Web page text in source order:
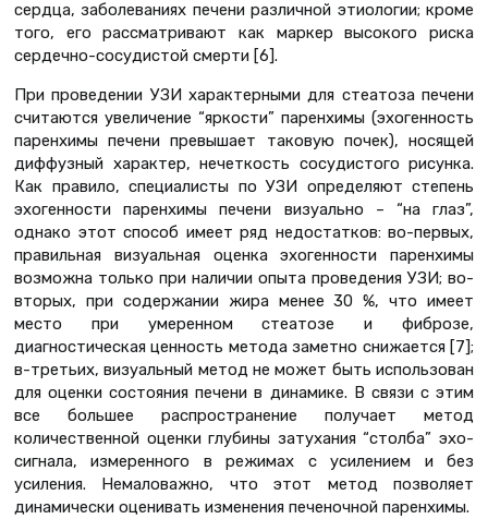
сердца, заболеваниях печени различной этиологии; кроме
того, его рассматривают как маркер высокого риска
сердечно-сосудистой смерти [6].
При проведении УЗИ характерными для стеатоза печени
считаются увеличение “яркости” паренхимы (эхогенность
паренхимы печени превышает таковую почек), носящей
диффузный характер, нечеткость сосудистого рисунка.
Как правило, специалисты по УЗИ определяют степень
эхогенности паренхимы печени визуально – “на глаз”,
однако этот способ имеет ряд недостатков: во-первых,
правильная визуальная оценка эхогенности паренхимы
возможна только при наличии опыта проведения УЗИ; во-
вторых, при содержании жира менее 30 %, что имеет
место при умеренном стеатозе и фиброзе,
диагностическая ценность метода заметно снижается [7];
в-третьих, визуальный метод не может быть использован
для оценки состояния печени в динамике. В связи с этим
все большее распространение получает метод
количественной оценки глубины затухания “столба” эхо-
сигнала, измеренного в режимах с усилением и без
усиления. Немаловажно, что этот метод позволяет
динамически оценивать изменения печеночной паренхимы.